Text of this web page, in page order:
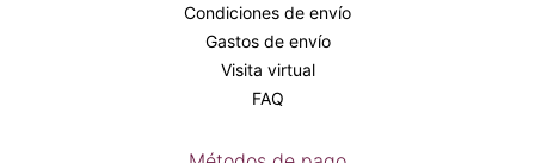
Condiciones de envío
Gastos de envío
Visita virtual
FAQ